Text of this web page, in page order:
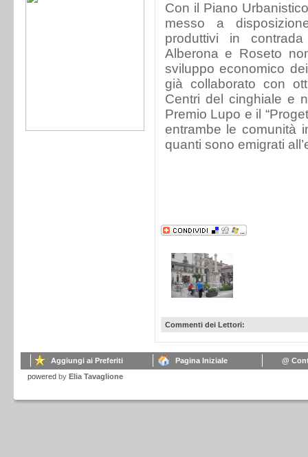
Con il Piano
messo a
produttivi in
Alberona e Roseto
sviluppo economico
già collaborato con
Centri del cinghiale e
Premio Lupo e il
entrambe le comunità
quanti sono emigrati
Commenti dei Lettori:
Aggiungi ai Preferiti Pagina Iniziale
@
powered by Elia Tavaglione